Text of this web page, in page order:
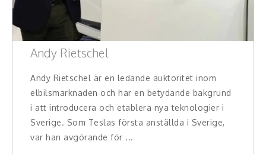
Andy Rietschel
Andy Rietschel är en ledande auktoritet inom
elbilsmarknaden och har en betydande bakgrund
i att introducera och etablera nya teknologier i
Sverige. Som Teslas första anställda i Sverige,
var han avgörande för ...